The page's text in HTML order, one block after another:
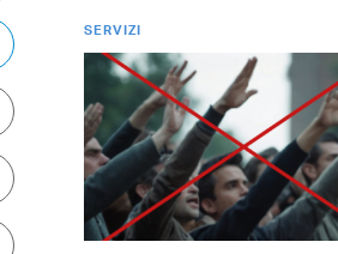
SERVIZI